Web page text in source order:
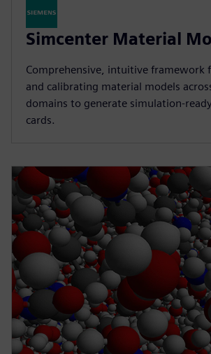
Simcenter Material
Comprehensive, intuitive framework
and calibrating material models
domains to generate simulation-
cards.